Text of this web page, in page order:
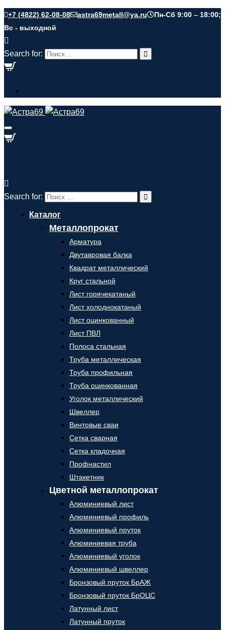
+7 (4822) 62-08-08 astra69metall@ya.ru
Пн-Сб 9:00 – 18:00;
Вс - выходной
Search for:
Search for:
Каталог
Металлопрокат
Арматура
Двутавровая балка
Квадрат металлический
Круг стальной
Лист горячекатаный
Лист холоднокатаный
Лист оцинкованный
Лист ПВЛ
Полоса стальная
Труба металлическая
Труба профильная
Труба оцинкованная
Уголок металлический
Швеллер
Винтовые сваи
Сетка сварная
Сетка кладочная
Профнастил
Штакетник
Цветной металлопрокат
Алюминиевый лист
Алюминиевый профиль
Алюминиевый пруток
Алюминиевая труба
Алюминиевый уголок
Алюминиевый швеллер
Бронзовый пруток БрАЖ
Бронзовый пруток БрОЦС
Латунный лист
Латунный пруток